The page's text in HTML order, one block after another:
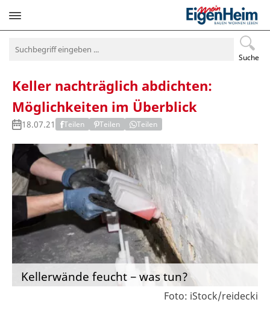
Suche
Navigation
Keller nachträglich abdichten:
Möglichkeiten im Überblick
18.07.21 Teilen Teilen Teilen
Kellerwände feucht − was tun?
Foto: iStock/reidecki